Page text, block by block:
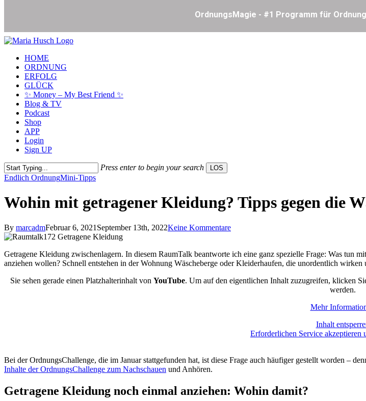
Skip
main
content
Menu
HOME
ORDNUNG
ERFOLG
GLÜCK
✨ Money – My Best Friend ✨
Blog & TV
Podcast
Shop
APP
Login
Sign UP
Press enter to begin your search LOS
Close
Endlich OrdnungMini-Tipps
Wohin mit getragener Kleidung? Tipps gegen die
By marcadmFebruar 6, 2021 September 13th, 2022Keine Kommentare
Getragene Kleidung zwischenlagern. In diesem RaumTalk beantworte ich eine ganz spezielle Frage: Was tun
anziehen wollen? Schnell entstehen in der Wohnung Wäscheberge oder Kleiderhaufen, die unordentlich wirken
Sie sehen gerade einen Platzhalterinhalt von YouTube. Um auf den eigentlichen Inhalt zuzugreifen, klicken
werden.
Mehr
Inhalt
Erforderlichen Service akzeptieren
Bei der OrdnungsChallenge, die im Januar stattgefunden hat, ist diese Frage auch häufiger gestellt worden –
Inhalte der OrdnungsChallenge zum Nachschauen und Anhören.
Getragene Kleidung noch einmal anziehen: Wohin damit?